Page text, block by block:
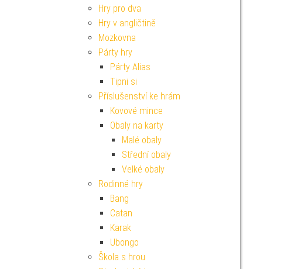
Hry pro dva
Hry v angličtině
Mozkovna
Párty hry
Párty Alias
Tipni si
Příslušenství ke hrám
Kovové mince
Obaly na karty
Malé obaly
Střední obaly
Velké obaly
Rodinné hry
Bang
Catan
Karak
Ubongo
Škola s hrou